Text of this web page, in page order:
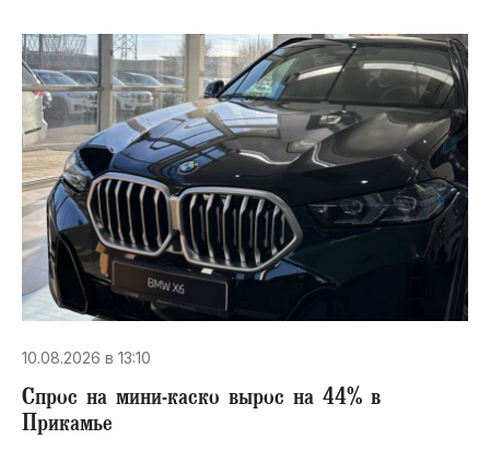
10.08.2026 в 13:10
Спрос на мини-каско вырос на 44% в
Прикамье